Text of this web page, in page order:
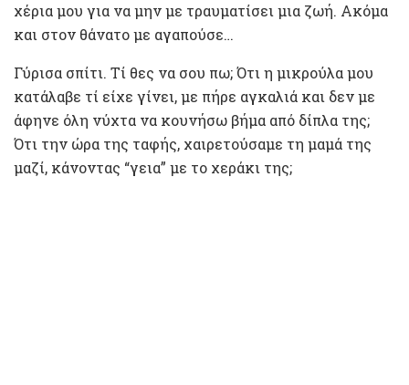
χέρια μου για να μην με τραυματίσει μια ζωή. Ακόμα
και στον θάνατο με αγαπούσε…
Γύρισα σπίτι. Τί θες να σου πω; Ότι η μικρούλα μου
κατάλαβε τί είχε γίνει, με πήρε αγκαλιά και δεν με
άφηνε όλη νύχτα να κουνήσω βήμα από δίπλα της;
Ότι την ώρα της ταφής, χαιρετούσαμε τη μαμά της
μαζί, κάνοντας “γεια” με το χεράκι της;